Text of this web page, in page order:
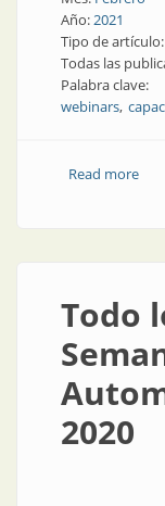
Año:2021
Tipo de artículo:
Todas las
Palabra clave:
webinars
Read more
Todo
2020